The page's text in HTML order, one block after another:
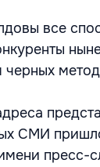
все
черных
СМИ
пресс-